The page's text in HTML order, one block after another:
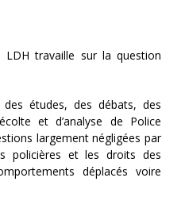
LDH travaille sur la question
études, des débats, des
et d’analyse de Police
largement négligées par
policières et les droits des
déplacés voire